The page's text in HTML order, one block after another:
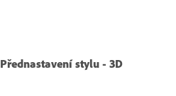
Přednastavení stylu - 3D